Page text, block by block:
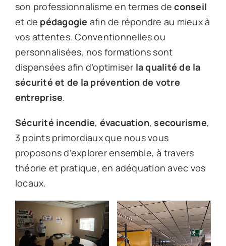
son professionnalisme en termes deconseil
et de pédagogie afin de répondre au mieux à
vos attentes. Conventionnelles ou
personnalisées, nos formations sont
dispensées afin d’optimiser la qualité de la
sécurité et de la prévention de votre
entreprise.
Sécurité incendie, évacuation,secourisme,
3 points primordiaux que nous vous
proposons d’explorer ensemble, à travers
théorie et pratique, en adéquation avec vos
locaux.